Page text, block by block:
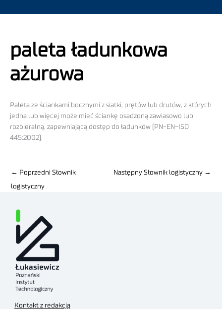
paleta ładunkowa
ażurowa
Paleta ze ściankami bocznymi z siatki, prętów lub drutów, z których
jedna lub więcej może mieć ściankę osadzoną zawiasowo lub
rozbieralną, zapewniającą dostęp do ładunków (PN-EN-ISO
445:2002).
← Poprzedni Słownik
logistyczny
Następny Słownik logistyczny →
Kontakt z redakcją